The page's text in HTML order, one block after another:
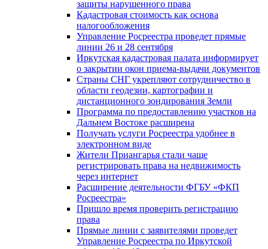
защиты нарушенного права
Кадастровая стоимость как основа
налогообложения
Управление Росреестра проведет прямые
линии 26 и 28 сентября
Иркутская кадастровая палата информирует
о закрытии окон приема-выдачи документов
Страны СНГ укрепляют сотрудничество в
области геодезии, картографии и
дистанционного зондирования Земли
Программа по предоставлению участков на
Дальнем Востоке расширена
Получать услуги Росреестра удобнее в
электронном виде
Жители Приангарья стали чаще
регистрировать права на недвижимость
через интернет
Расширение деятельности ФГБУ «ФКП
Росреестра»
Пришло время проверить регистрацию
права
Прямые линии с заявителями проведет
Управление Росреестра по Иркутской